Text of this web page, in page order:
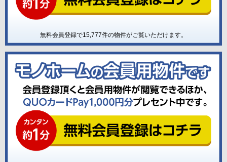
無料会員登録で15,777件の物件がご覧いただけます。